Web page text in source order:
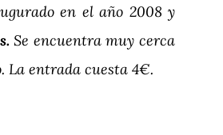
en el año 2008 y
Se encuentra muy cerca
La entrada cuesta 4€.